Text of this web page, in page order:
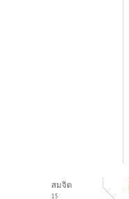
สมจิต
15